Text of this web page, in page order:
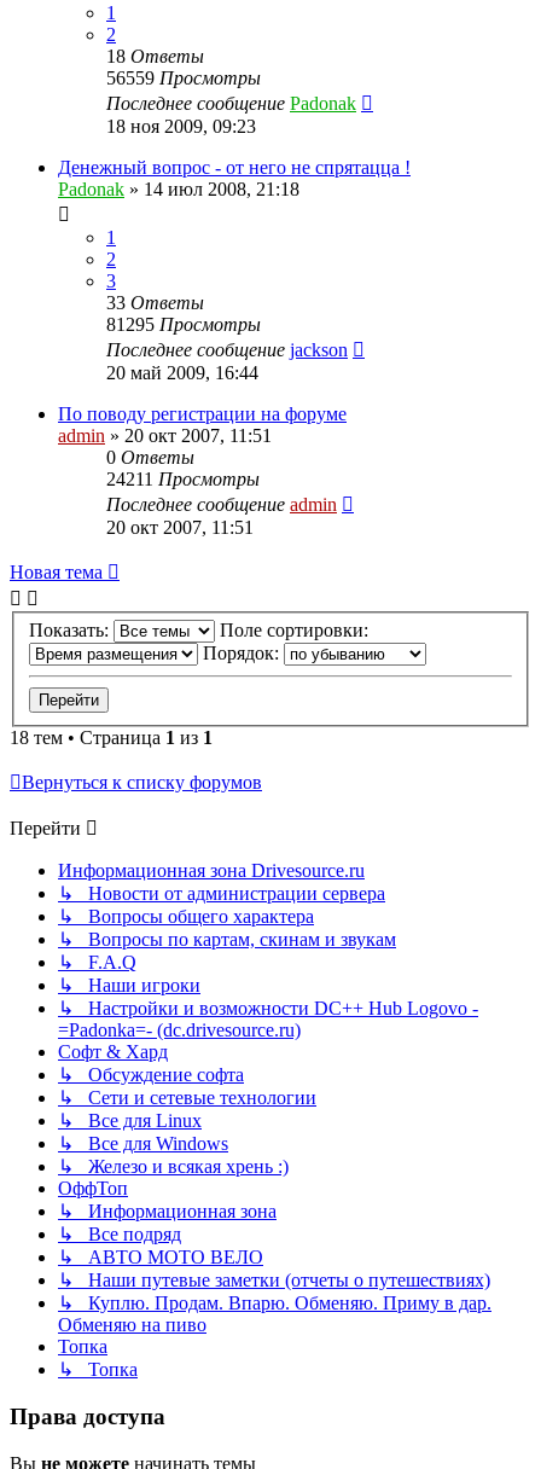
1
2
18 Ответы
56559 Просмотры
Последнее сообщение Padonak
18 ноя 2009, 09:23
Денежный вопрос - от него не спрятацца !
Padonak » 14 июл 2008, 21:18
1
2
3
33 Ответы
81295 Просмотры
Последнее сообщение jackson
20 май 2009, 16:44
По поводу регистрации на форуме
admin » 20 окт 2007, 11:51
0 Ответы
24211 Просмотры
Последнее сообщение admin
20 окт 2007, 11:51
Новая тема
Показать:
Поле сортировки:
Порядок:
18 тем • Страница 1 из 1
Вернуться к списку форумов
Перейти
Информационная зона Drivesource.ru
↳ Новости от администрации сервера
↳ Вопросы общего характера
↳ Вопросы по картам, скинам и звукам
↳ F.A.Q
↳ Наши игроки
↳ Настройки и возможности DC++ Hub Logovo -
=Padonka=- (dc.drivesource.ru)
Софт & Хард
↳ Обсуждение софта
↳ Сети и сетевые технологии
↳ Все для Linux
↳ Все для Windows
↳ Железо и всякая хрень :)
ОффТоп
↳ Информационная зона
↳ Все подряд
↳ АВТО МОТО ВЕЛО
↳ Наши путевые заметки (отчеты о путешествиях)
↳ Куплю. Продам. Впарю. Обменяю. Приму в дар.
Обменяю на пиво
Топка
↳ Топка
Права доступа
Вы не можете начинать темы